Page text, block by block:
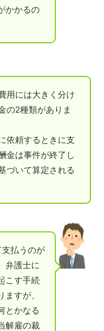
かかるの
用には大きく分け
の2種類がありま
依頼するときに支
金は事件が終了し
づいて算定される
払うのが
弁護士に
こす手続
すが、
とかなる
解雇の裁